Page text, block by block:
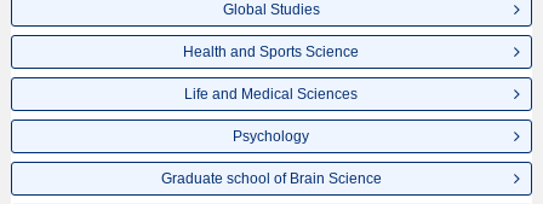
Global Studies
Health and Sports Science
Life and Medical Sciences
Psychology
Graduate school of Brain Science